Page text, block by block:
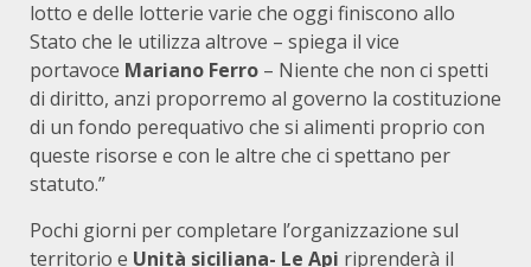
lotto e delle lotterie varie che oggi finiscono allo
Stato che le utilizza altrove – spiega il vice
portavoce Mariano Ferro – Niente che non ci spetti
di diritto, anzi proporremo al governo la costituzione
di un fondo perequativo che si alimenti proprio con
queste risorse e con le altre che ci spettano per
statuto.”
Pochi giorni per completare l’organizzazione sul
territorio e Unità siciliana- Le Api riprenderà il